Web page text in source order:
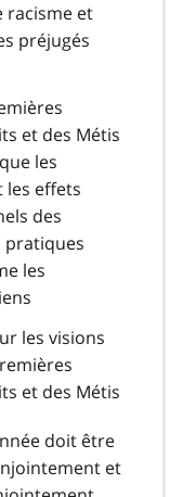
racisme et
préjugés
et des Métis
les
les effets
des
pratiques
les
les visions
et des Métis
doit être
et